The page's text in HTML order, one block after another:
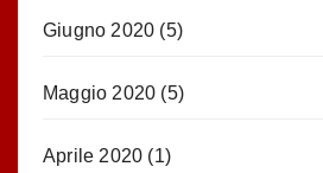
Giugno 2020 (5)
Maggio 2020 (5)
Aprile 2020 (1)